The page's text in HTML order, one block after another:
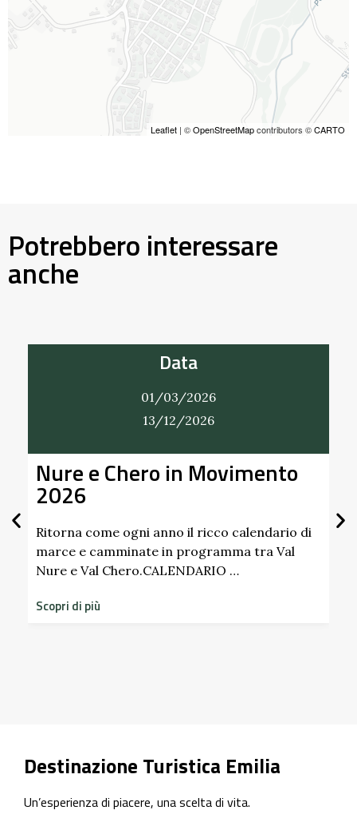
Leaflet | ©OpenStreetMapcontributors ©CARTO
Potrebbero interessare
anche
Data
01/03/2026
13/12/2026
Nure e Chero in Movimento
2026
Ritorna come ogni anno il ricco calendario di
marce e camminate in programma tra Val
Nure e Val Chero.CALENDARIO …
Scopri di più
Destinazione Turistica Emilia
Un’esperienza di piacere, una scelta di vita.